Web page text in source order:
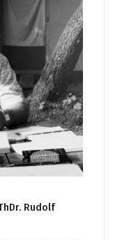
Rudolf